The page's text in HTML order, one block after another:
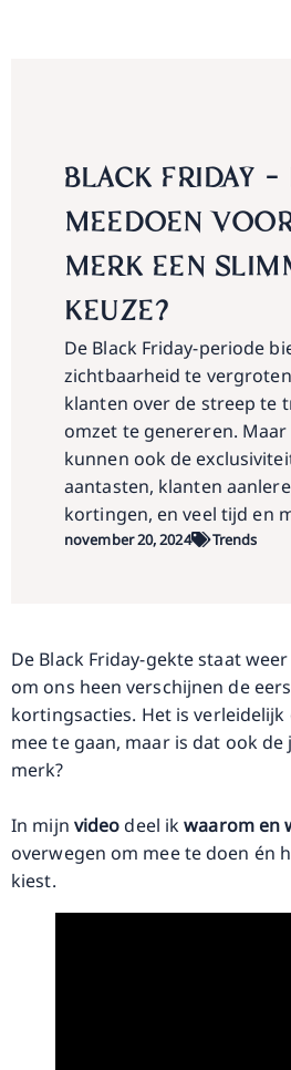
BLACK FRIDAY –
MEEDOEN
MERK EEN
KEUZE?
De Black Friday-periode
zichtbaarheid te
klanten over de streep te
omzet te genereren.
kunnen ook de
aantasten, klanten
kortingen, en veel tijd en
november 20, 2024 Trends
De Black Friday-gekte staat
om ons heen verschijnen de
kortingsacties. Het is
mee te gaan, maar is dat ook
merk?
In mijn videodeel ikwaarom en
overwegen om mee te doen én
kiest.